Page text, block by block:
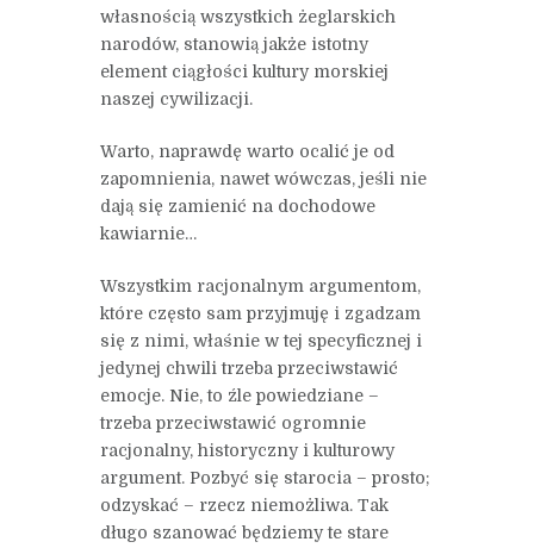
własnością wszystkich żeglarskich
narodów, stanowią jakże istotny
element ciągłości kultury morskiej
naszej cywilizacji.
Warto, naprawdę warto ocalić je od
zapomnienia, nawet wówczas, jeśli nie
dają się zamienić na dochodowe
kawiarnie…
Wszystkim racjonalnym argumentom,
które często sam przyjmuję i zgadzam
się z nimi, właśnie w tej specyficznej i
jedynej chwili trzeba przeciwstawić
emocje. Nie, to źle powiedziane –
trzeba przeciwstawić ogromnie
racjonalny, historyczny i kulturowy
argument. Pozbyć się starocia – prosto;
odzyskać – rzecz niemożliwa. Tak
długo szanować będziemy te stare